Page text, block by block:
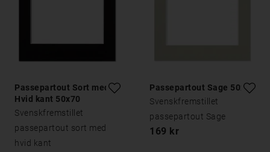
Passepartout Sort med
Hvid kant 50x70
Svenskfremstillet
passepartout sort med
hvid kant
Passepartout Sage 50x70
Svenskfremstillet
passepartout Sage
169 kr